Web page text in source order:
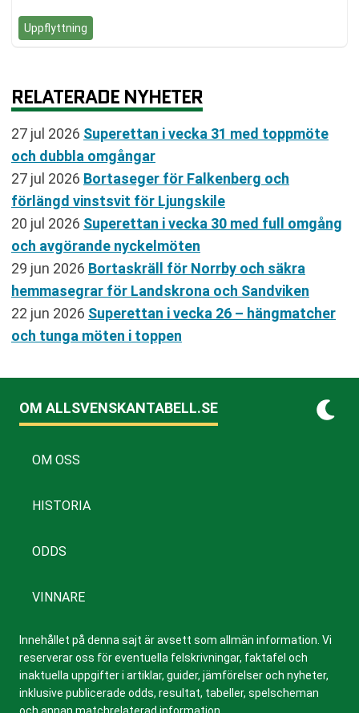
Uppflyttning
RELATERADE NYHETER
27 jul 2026 Superettan i vecka 31 med toppmöte
och dubbla omgångar
27 jul 2026 Bortaseger för Falkenberg och
förlängd vinstsvit för Ljungskile
20 jul 2026 Superettan i vecka 30 med full omgång
och avgörande nyckelmöten
29 jun 2026 Bortaskräll för Norrby och säkra
hemmasegrar för Landskrona och Sandviken
22 jun 2026 Superettan i vecka 26 – hängmatcher
och tunga möten i toppen
OM ALLSVENSKANTABELL.SE
OM OSS
HISTORIA
ODDS
VINNARE
Innehållet på denna sajt är avsett som allmän information. Vi
reserverar oss för eventuella felskrivningar, faktafel och
inaktuella uppgifter i artiklar, guider, jämförelser och nyheter,
inklusive publicerade odds, resultat, tabeller, spelscheman